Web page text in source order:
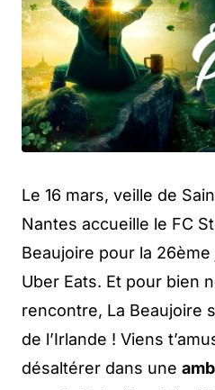
Le 16 mars, veille de
Nantes accueille le FC
Beaujoire pour la
Uber Eats. Et pour bien
rencontre, La Beaujoire
de l’Irlande ! Viens
désaltérer dans une